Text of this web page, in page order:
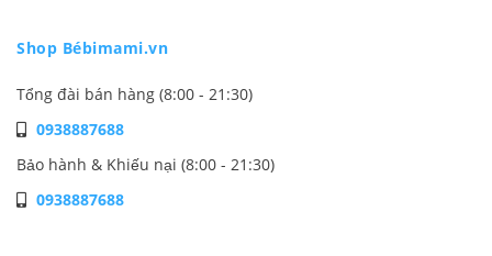
Shop Bébimami.vn
Tổng đài bán hàng (8:00 - 21:30)
0938887688
Bảo hành & Khiếu nại (8:00 - 21:30)
0938887688